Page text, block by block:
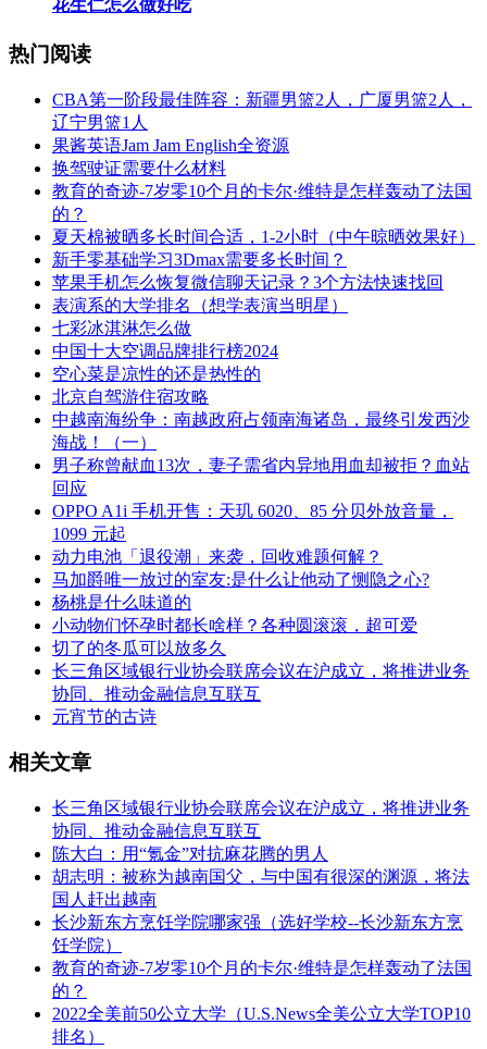
​花生仁怎么做好吃
热门阅读
​CBA第一阶段最佳阵容：新疆男篮2人，广厦男篮2人，
辽宁男篮1人
​果酱英语Jam Jam English全资源
​换驾驶证需要什么材料
​教育的奇迹-7岁零10个月的卡尔·维特是怎样轰动了法国
的？
​夏天棉被晒多长时间合适，1-2小时（中午晾晒效果好）
​新手零基础学习3Dmax需要多长时间？
​苹果手机怎么恢复微信聊天记录？3个方法快速找回
​表演系的大学排名（想学表演当明星）
​七彩冰淇淋怎么做
​中国十大空调品牌排行榜2024
​空心菜是凉性的还是热性的
​北京自驾游住宿攻略
​中越南海纷争：南越政府占领南海诸岛，最终引发西沙
海战！（一）
​男子称曾献血13次，妻子需省内异地用血却被拒？血站
回应
OPPO A1i 手机开售：天玑 6020、85 分贝外放音量，
1099 元起
​动力电池「退役潮」来袭，回收难题何解？
​马加爵唯一放过的室友:是什么让他动了恻隐之心?
​杨桃是什么味道的
​小动物们怀孕时都长啥样？各种圆滚滚，超可爱
​切了的冬瓜可以放多久
​长三角区域银行业协会联席会议在沪成立，将推进业务
协同、推动金融信息互联互
​元宵节的古诗
相关文章
​长三角区域银行业协会联席会议在沪成立，将推进业务
协同、推动金融信息互联互
​陈大白：用“氪金”对抗麻花腾的男人
​胡志明：被称为越南国父，与中国有很深的渊源，将法
国人赶出越南
​长沙新东方烹饪学院哪家强（选好学校--长沙新东方烹
饪学院）
​教育的奇迹-7岁零10个月的卡尔·维特是怎样轰动了法国
的？
​2022全美前50公立大学（U.S.News全美公立大学TOP10
排名）